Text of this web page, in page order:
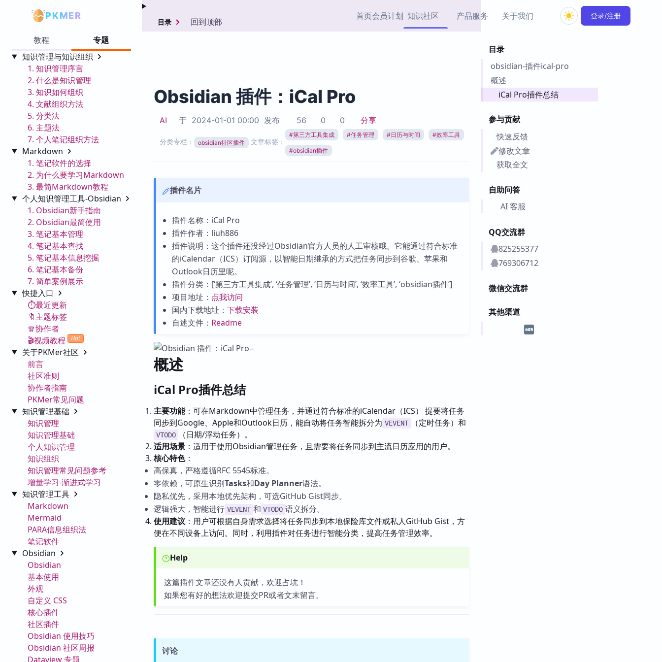
PKMER 首页会员计划 知识社区
热门链接Top5
产品服务
载
加速访问 Obsidian 官方
市场
Zotero 插件
PKMer 出品的闪念笔记
插件
Obsidian 教程
关于我们 登录/注册
教程
专题
知识管理与知识组织
1. 知识管理序言
2. 什么是知识管理
3. 知识如何组织
4. 文献组织方法
5. 分类法
6. 主题法
7. 个人笔记组织方法
Markdown
1. 笔记软件的选择
2. 为什么要学习Markdown
3. 最简Markdown教程
个人知识管理工具-Obsidian
1. Obsidian新手指南
2. Obsidian最简使用
3. 笔记基本管理
4. 笔记基本查找
5. 笔记基本信息挖掘
6. 笔记基本备份
7. 简单案例展示
快捷入口
⏱️最近更新
🔖主题标签
🧣协作者
🎬视频教程
Hot
关于PKMer社区
前言
社区准则
协作者指南
PKMer常见问题
知识管理基础
知识管理
知识管理基础
个人知识管理
知识组织
知识管理常见问题参考
增量学习-渐进式学习
知识管理工具
Markdown
Mermaid
PARA信息组织法
笔记软件
Obsidian
Obsidian
基本使用
外观
自定义 CSS
核心插件
社区插件
Obsidian 使用技巧
Obsidian 社区周报
Dataview 专题
目录
obsidian-插件ical-pro
概述
iCal Pro插件总结
参与贡献
快速反馈
修改文章
获取全文
自助问答
AI 客服
QQ交流群
825255377
769306712
微信交流群
其他渠道
目录 回到顶部
Obsidian 插件：iCal Pro
AI 于 2024-01-01 00:00 发布 56 0 0 分享
分类专栏： obsidian社区插件 文章标签：
#第三方工具集成 #任务管理 #日历与时间 #效率工具
#obsidian插件
插件名片
插件名称：iCal Pro
插件作者：liuh886
插件说明：这个插件还没经过Obsidian官方人员的人工审核哦。它能通过符合标准
的iCalendar（ICS）订阅源，以智能日期继承的方式把任务同步到谷歌、苹果和
Outlook日历里呢。
插件分类：[‘第三方工具集成’, ‘任务管理’, ‘日历与时间’, ‘效率工具’, ‘obsidian插件’]
项目地址： 点我访问
国内下载地址： 下载安装
自述文件： Readme
概述
iCal Pro插件总结
主要功能：可在Markdown中管理任务，并通过符合标准的iCalendar（ICS） 提要将任务
同步到Google、Apple和Outlook日历，能自动将任务智能拆分为 VEVENT （定时任务）和
VTODO
（日期/浮动任务）。
适用场景 ：适用于使用Obsidian管理任务，且需要将任务同步到主流日历应用的用户。
核心特色：
高保真，严格遵循RFC 5545标准。
零依赖，可原生识别Tasks和Day Planner语法。
隐私优先，采用本地优先架构，可选GitHub Gist同步。
逻辑强大，智能进行 VEVENT 和 VTODO 语义拆分。
使用建议 ：用户可根据自身需求选择将任务同步到本地保险库文件或私人GitHub Gist，方
便在不同设备上访问。同时，利用插件对任务进行智能分类，提高任务管理效率。
Help
这篇插件文章还没有人贡献，欢迎占坑！
如果您有好的想法欢迎提交PR或者文末留言。
讨论